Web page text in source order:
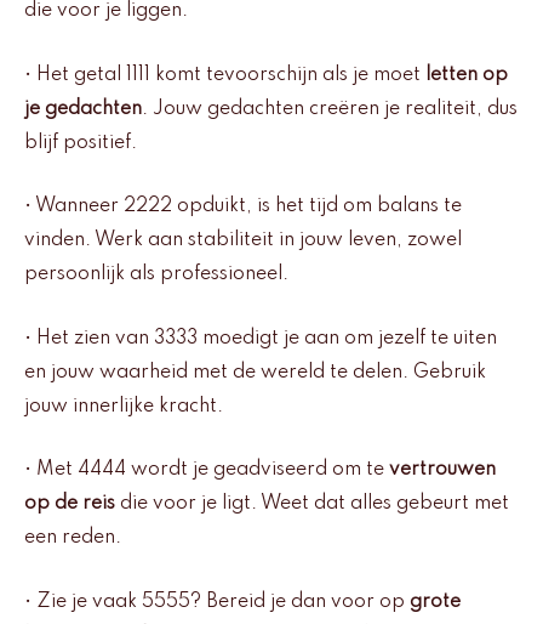
die voor je liggen.
• Het getal 1111 komt tevoorschijn als je moet
letten op
je gedachten. Jouw gedachten creëren je realiteit, dus
blijf positief.
• Wanneer 2222 opduikt, is het tijd om balans te
vinden. Werk aan stabiliteit in jouw leven, zowel
persoonlijk als professioneel.
• Het zien van 3333 moedigt je aan om jezelf te uiten
en jouw waarheid met de wereld te delen. Gebruik
jouw innerlijke kracht.
• Met 4444 wordt je geadviseerd om te vertrouwen
op de reis die voor je ligt. Weet dat alles gebeurt met
een reden.
• Zie je vaak 5555? Bereid je dan voor op grote